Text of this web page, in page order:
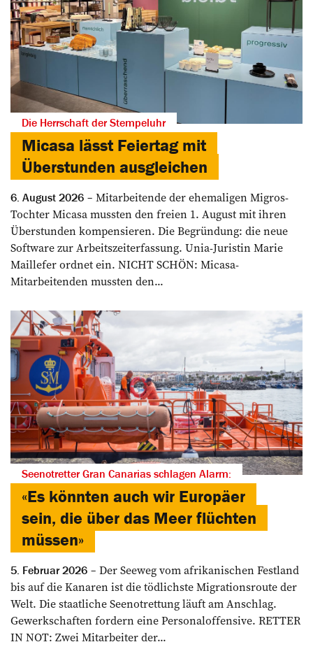
Die Herrschaft der Stempeluhr
Micasa lässt Feiertag mit
Überstunden ausgleichen
6. August 2026
Mitarbeitende der ehemaligen Migros-
Tochter Micasa mussten den freien 1. August mit ihren
Überstunden kompensieren. Die Begründung: die neue
Software zur Arbeitszeiterfassung. Unia-Juristin Marie
Maillefer ordnet ein. NICHT SCHÖN: Micasa-
Mitarbeitenden mussten den...
Seenotretter Gran Canarias schlagen Alarm:
«Es könnten auch wir Europäer
sein, die über das Meer flüchten
müssen»
5. Februar 2026
Der Seeweg vom afrikanischen Festland
bis auf die Kanaren ist die tödlichste Migrationsroute der
Welt. Die staatliche Seenotrettung läuft am Anschlag.
Gewerkschaften fordern eine Personaloffensive. RETTER
IN NOT: Zwei Mitarbeiter der...